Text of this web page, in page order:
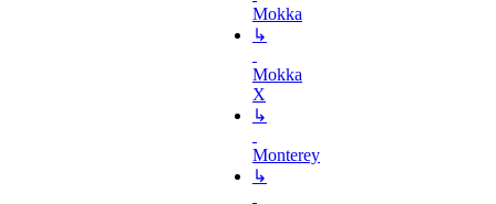
Mokka
↳
Mokka
X
↳
Monterey
↳